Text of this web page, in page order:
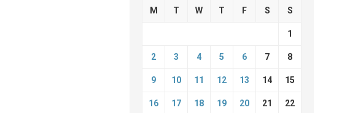
M T W T F S S
1
2 3 4 5 6 7 8
9 10 11 12 13 14 15
16 17 18 19 20 21 22